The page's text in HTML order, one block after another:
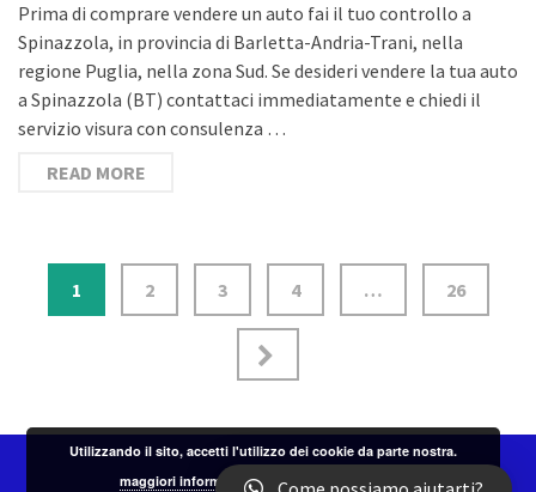
Prima di comprare vendere un auto fai il tuo controllo a
Spinazzola, in provincia di Barletta-Andria-Trani, nella
regione Puglia, nella zona Sud. Se desideri vendere la tua auto
a Spinazzola (BT) contattaci immediatamente e chiedi il
servizio visura con consulenza …
READ MORE
Navigazione
1 2 3 4 … 26
Utilizzando il sito, accetti l'utilizzo dei cookie da parte nostra.
maggiori informazioni
Accetto